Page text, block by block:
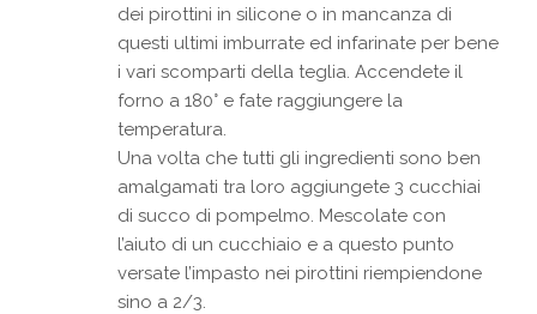
dei pirottini in silicone o in mancanza di
questi ultimi imburrate ed infarinate per bene
i vari scomparti della teglia. Accendete il
forno a 180° e fate raggiungere la
temperatura.
Una volta che tutti gli ingredienti sono ben
amalgamati tra loro aggiungete 3 cucchiai
di succo di pompelmo. Mescolate con
l’aiuto di un cucchiaio e a questo punto
versate l’impasto nei pirottini riempiendone
sino a 2/3.